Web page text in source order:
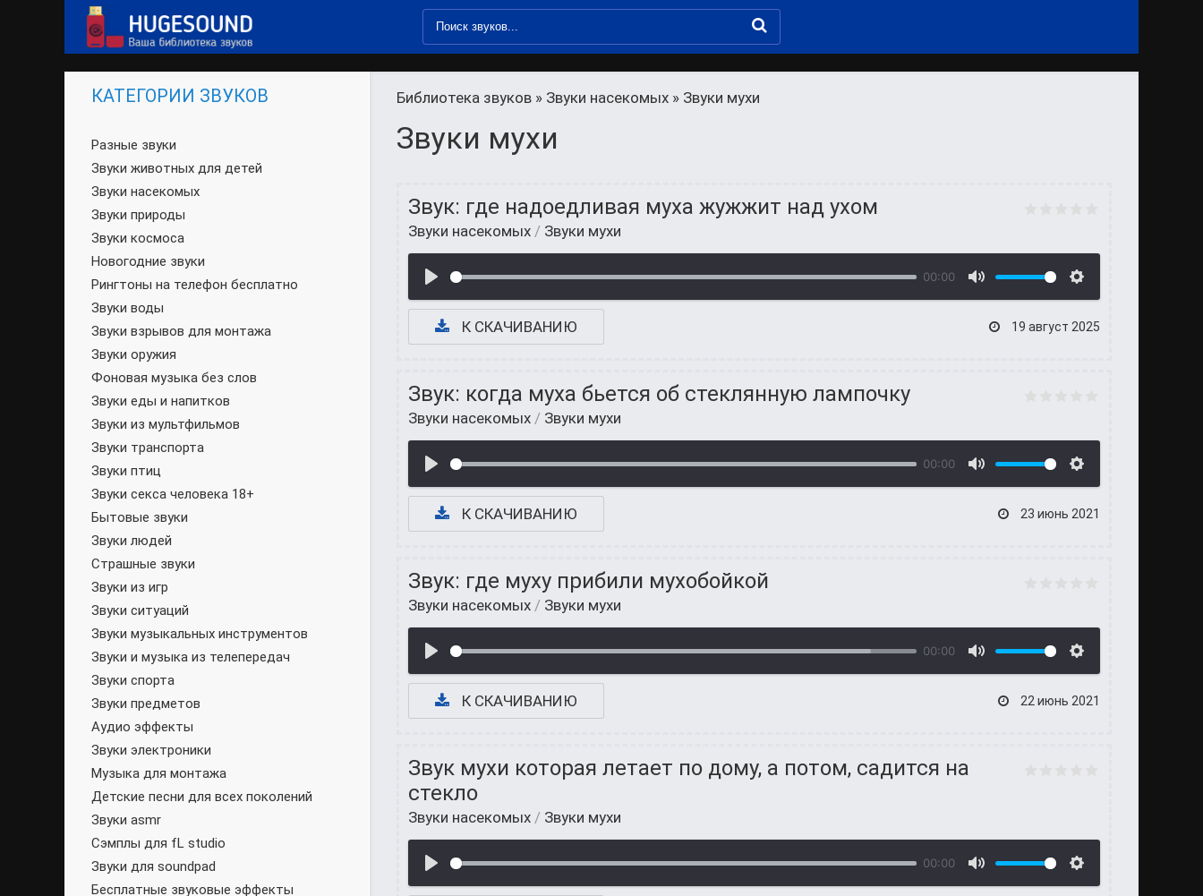
Библиотека звуков » Звуки насекомых » Звуки мухи
Звуки мухи
Звук: где надоедливая муха жужжит над ухом
Звуки насекомых / Звуки мухи
00:00
К СКАЧИВАНИЮ 19 август 2025
Звук: когда муха бьется об стеклянную лампочку
Звуки насекомых / Звуки мухи
00:00
К СКАЧИВАНИЮ 23 июнь 2021
Звук: где муху прибили мухобойкой
Звуки насекомых / Звуки мухи
00:00
К СКАЧИВАНИЮ 22 июнь 2021
Звук мухи которая летает по дому, а потом, садится на
стекло
Звуки насекомых / Звуки мухи
00:00
КАТЕГОРИИ ЗВУКОВ
Разные звуки
Звуки животных для детей
Звуки насекомых
Звуки природы
Звуки космоса
Новогодние звуки
Рингтоны на телефон бесплатно
Звуки воды
Звуки взрывов для монтажа
Звуки оружия
Фоновая музыка без слов
Звуки еды и напитков
Звуки из мультфильмов
Звуки транспорта
Звуки птиц
Звуки секса человека 18+
Бытовые звуки
Звуки людей
Страшные звуки
Звуки из игр
Звуки ситуаций
Звуки музыкальных инструментов
Звуки и музыка из телепередач
Звуки спорта
Звуки предметов
Аудио эффекты
Звуки электроники
Музыка для монтажа
Детские песни для всех поколений
Звуки asmr
Сэмплы для fL studio
Звуки для soundpad
Бесплатные звуковые эффекты